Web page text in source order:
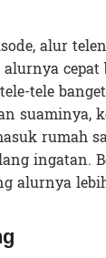
alur
cepat
tele
suaminya,
rumah
ingatan.
alurnya